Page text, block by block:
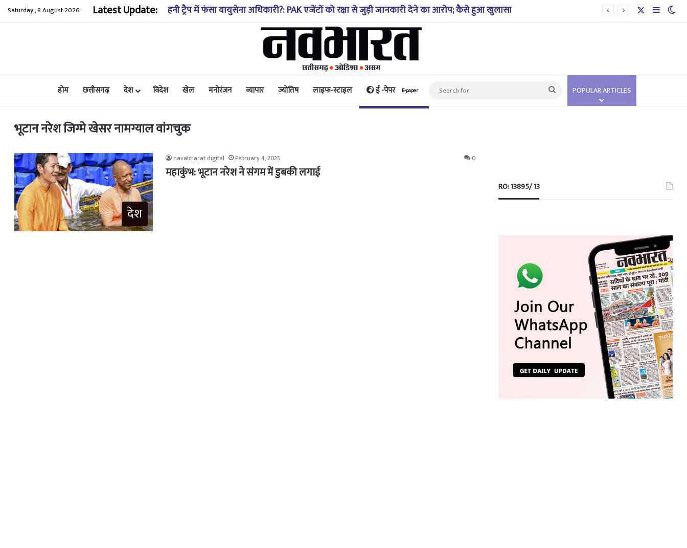
Saturday , 8 August 2026 Latest Update: हनी ट्रैप में फंसा वायुसेना अधिकारी?: PAK एजेंटों को रक्षा से जुड़ी जानकारी देने का आरोप; कैसे हुआ खुलासा Sidebar
होम छत्तीसगढ़ देश विदेश खेल मनोरंजन व्यापार ज्योतिष लाइफ-स्टाइल ई -पेपर E-paper
Search
for
POPULAR ARTICLES
भूटान नरेश जिग्मे खेसर नामग्याल वांगचुक
देश
navabharat digital February 4, 2025 0
महाकुंभ: भूटान नरेश ने संगम में डुबकी लगाई
RO: 13895/ 13